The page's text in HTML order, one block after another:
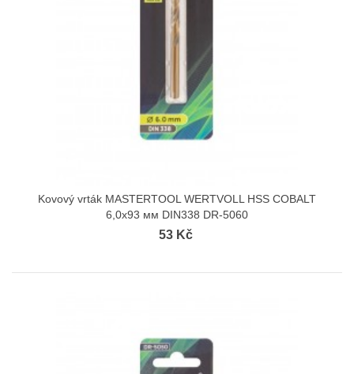
Kovový vrták MASTERTOOL WERTVOLL HSS COBALT
6,0х93 мм DIN338 DR-5060
53 Kč